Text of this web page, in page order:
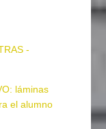
-
láminas
el alumno